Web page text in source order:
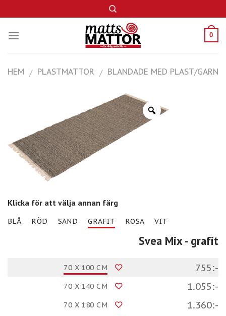
to
content
0
HEM / PLASTMATTOR / BLANDADE MED PLAST/GARN
Klicka för att välja annan färg
BLÅ RÖD SAND GRAFIT ROSA VIT
Svea Mix- grafit
70 X 100 CM 755:-
70 X 140 CM 1.055:-
70 X 180 CM 1.360:-